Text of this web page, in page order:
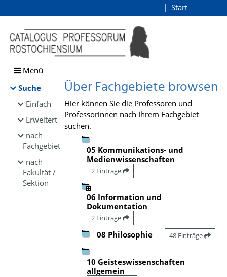
Browsen
direkt zum Inhalt
Start
Menü
Suche
Einfach
Erweitert
nach
Fachgebiet
nach
Fakultät /
Sektion
Über Fachgebiete browsen
Hier können Sie die Professoren und
Professorinnen nach Ihrem Fachgebiet
suchen.
05 Kommunikations- und
Medienwissenschaften
2 Einträge
06 Information und
Dokumentation
2 Einträge
08 Philosophie 48 Einträge
10 Geisteswissenschaften
allgemein